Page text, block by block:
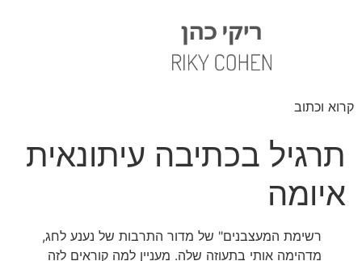
קרוא וכתוב
תרגיל בכתיבה עיתונאית
איומה
רשימת המעצבנים" של מדור התרבות של נענע לחג,
מדהימה אותי בתעוזה שלה. מעניין למה קוראים לזה